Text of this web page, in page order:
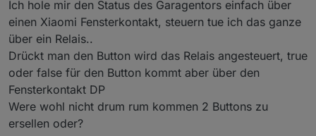
Ich hole mir den Status des Garagentors einfach über
einen Xiaomi Fensterkontakt, steuern tue ich das ganze
über ein Relais..
Drückt man den Button wird das Relais angesteuert, true
oder false für den Button kommt aber über den
Fensterkontakt DP
Were wohl nicht drum rum kommen 2 Buttons zu
ersellen oder?